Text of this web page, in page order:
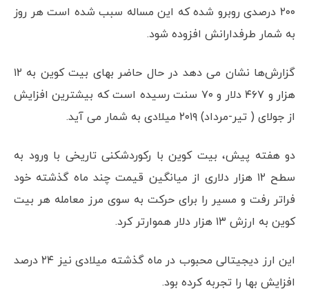
۲۰۰ درصدی روبرو شده که این مساله سبب شده است هر روز
به شمار طرفدارانش افزوده شود.
گزارش‌ها نشان می دهد در حال حاضر بهای بیت کوین به ۱۲
هزار و ۴۶۷ دلار و ۷۰ سنت رسیده است که بیشترین افزایش
از جولای ( تیر-مرداد) ۲۰۱۹ میلادی به شمار می آید.
دو هفته پیش، بیت کوین با رکوردشکنی تاریخی با ورود به
سطح ۱۲ هزار دلاری از میانگین قیمت چند ماه گذشته خود
فراتر رفت و مسیر را برای حرکت به سوی مرز معامله هر بیت
کوین به ارزش ۱۳ هزار دلار هموارتر کرد.
این ارز دیجیتالی محبوب در ماه گذشته میلادی نیز ۲۴ درصد
افزایش بها را تجربه کرده بود.